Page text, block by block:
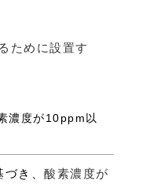
ために設置す
濃度が10ppm以
き、 酸素濃度が